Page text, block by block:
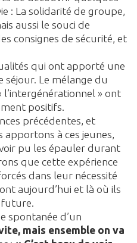
: La solidarité de groupe,
aussi le souci de
consignes de sécurité, et
qui ont apporté une
séjour. Le mélange du
» ont
positifs.
précédentes, et
apportons à ces jeunes,
pu les épauler durant
que cette expérience
dans leur nécessité
aujourd’hui et là où ils
future.
spontanée d’un
mais ensemble on va